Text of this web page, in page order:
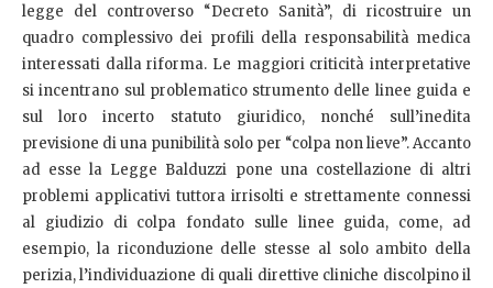
legge del controverso “Decreto Sanità”, di ricostruire un
quadro complessivo dei profili della responsabilità medica
interessati dalla riforma. Le maggiori criticità interpretative
si incentrano sul problematico strumento delle linee guida e
sul loro incerto statuto giuridico, nonché sull’inedita
previsione di una punibilità solo per “colpa non lieve”. Accanto
ad esse la Legge Balduzzi pone una costellazione di altri
problemi applicativi tuttora irrisolti e strettamente connessi
al giudizio di colpa fondato sulle linee guida, come, ad
esempio, la riconduzione delle stesse al solo ambito della
perizia, l’individuazione di quali direttive cliniche discolpino il